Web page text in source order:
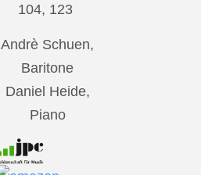
104, 123
Andrè Schuen,
Baritone
Daniel Heide,
Piano